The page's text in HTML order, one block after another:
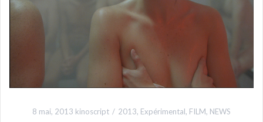
8 mai, 2013 kinoscript 2013, Expérimental, FILM, NEWS